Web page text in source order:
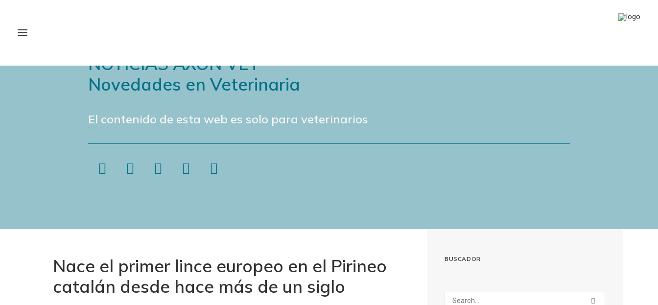
NOTICIAS AXÓN VET
Novedades en Veterinaria
El contenido de esta web es solo para veterinarios
Nace el primer lince europeo en el Pirineo
catalán desde hace más de un siglo
BUSCADOR